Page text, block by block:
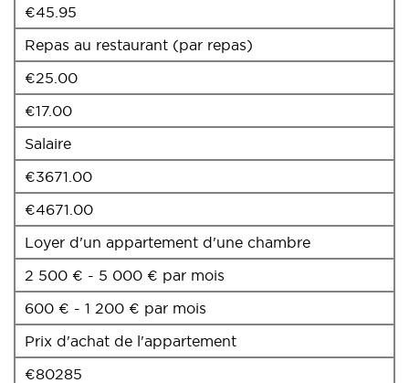
€45.95
Repas au restaurant (par repas)
€25.00
€17.00
Salaire
€3671.00
€4671.00
Loyer d'un appartement d'une chambre
2 500 € - 5 000 € par mois
600 € - 1 200 € par mois
Prix d'achat de l'appartement
€80285